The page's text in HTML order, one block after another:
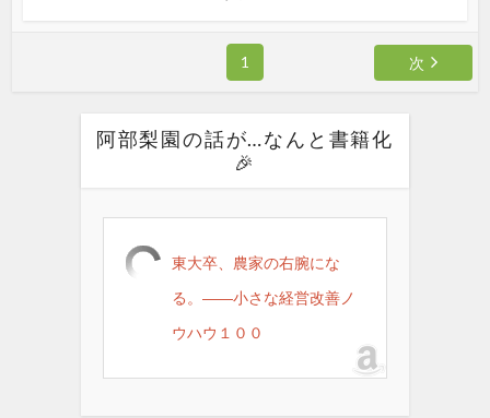
1 次
阿部梨園の話が…なんと書籍化
🎉
東大卒、農家の右腕にな
る。――小さな経営改善ノ
ウハウ１００